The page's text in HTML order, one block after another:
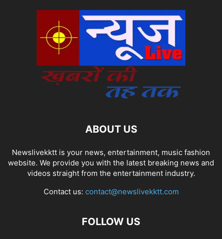
ABOUT US
Newslivekktt is your news, entertainment, music fashion
website. We provide you with the latest breaking news and
videos straight from the entertainment industry.
Contact us: contact@newslivekktt.com
FOLLOW US